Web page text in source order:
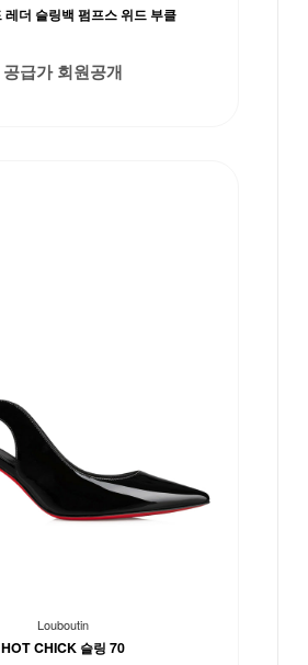
레더 슬링백 펌프스 위드 부클
공급가 회원공개
Louboutin
HOT CHICK 슬링 70